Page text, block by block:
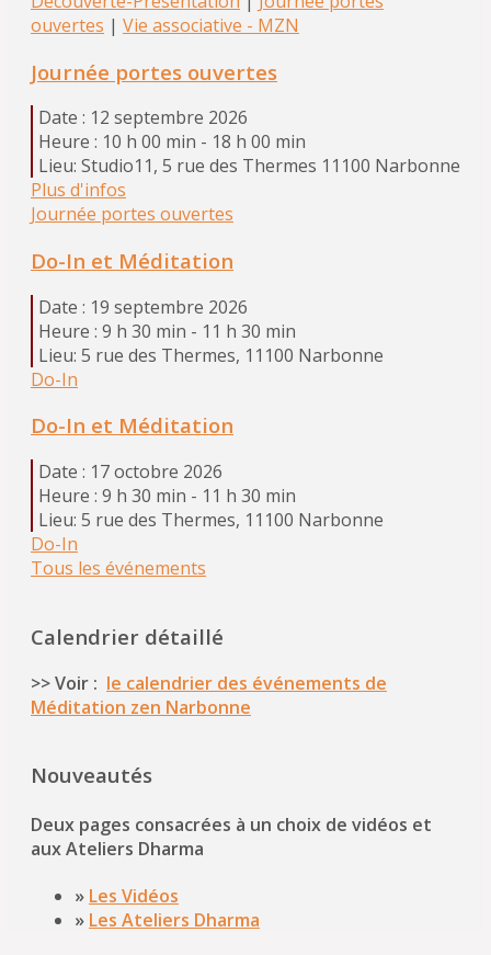
ouvertes | Vie associative - MZN
Journée portes ouvertes
Date : 12 septembre 2026
Heure : 10 h 00 min - 18 h 00 min
Lieu: Studio11, 5 rue des Thermes 11100 Narbonne
Plus d'infos
Journée portes ouvertes
Do-In et Méditation
Date : 19 septembre 2026
Heure : 9 h 30 min - 11 h 30 min
Lieu: 5 rue des Thermes, 11100 Narbonne
Do-In
Do-In et Méditation
Date : 17 octobre 2026
Heure : 9 h 30 min - 11 h 30 min
Lieu: 5 rue des Thermes, 11100 Narbonne
Do-In
Tous les événements
Calendrier détaillé
>> Voir : le calendrier des événements de
Méditation zen Narbonne
Nouveautés
Deux pages consacrées à un choix de vidéos et
aux Ateliers Dharma
» Les Vidéos
» Les Ateliers Dharma